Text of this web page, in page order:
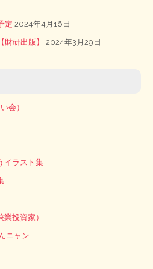
定 2024年4月16日
研出版】 2024年3月29日
会）
イラスト集
投資家）
ニャン